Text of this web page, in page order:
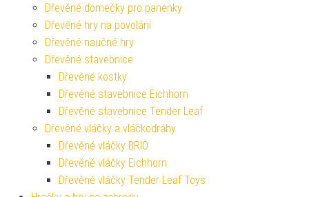
Dřevěné domečky pro panenky
Dřevěné hry na povolání
Dřevěné naučné hry
Dřevěné stavebnice
Dřevěné kostky
Dřevěné stavebnice Eichhorn
Dřevěné stavebnice Tender Leaf
Dřevěné vláčky a vláčkodráhy
Dřevěné vláčky BRIO
Dřevěné vláčky Eichhorn
Dřevěné vláčky Tender Leaf Toys